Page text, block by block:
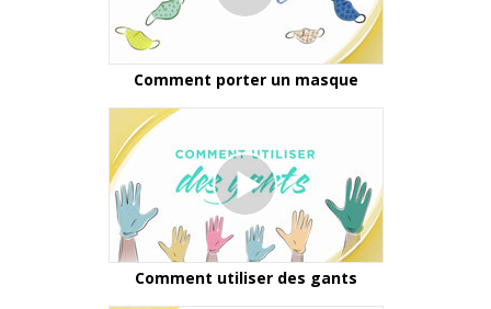
Comment porter un masque
Comment utiliser des gants